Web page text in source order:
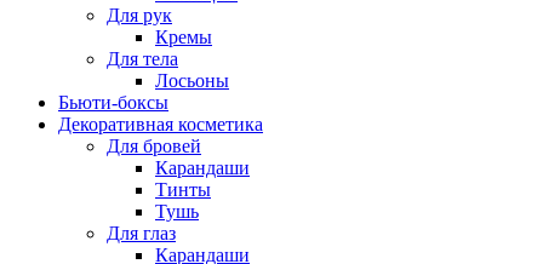
Для рук
Кремы
Для тела
Лосьоны
Бьюти-боксы
Декоративная косметика
Для бровей
Карандаши
Тинты
Тушь
Для глаз
Карандаши